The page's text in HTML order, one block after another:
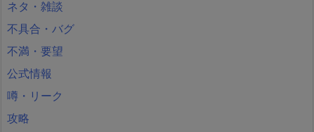
ネタ・雑談
不具合・バグ
不満・要望
公式情報
噂・リーク
攻略